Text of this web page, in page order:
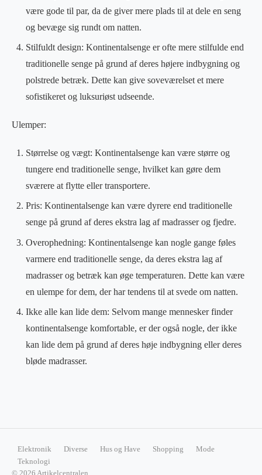
være gode til par, da de giver mere plads til at dele en seng
og bevæge sig rundt om natten.
Stilfuldt design: Kontinentalsenge er ofte mere stilfulde end
traditionelle senge på grund af deres højere indbygning og
polstrede betræk. Dette kan give soveværelset et mere
sofistikeret og luksuriøst udseende.
Ulemper:
Størrelse og vægt: Kontinentalsenge kan være større og
tungere end traditionelle senge, hvilket kan gøre dem
sværere at flytte eller transportere.
Pris: Kontinentalsenge kan være dyrere end traditionelle
senge på grund af deres ekstra lag af madrasser og fjedre.
Overophedning: Kontinentalsenge kan nogle gange føles
varmere end traditionelle senge, da deres ekstra lag af
madrasser og betræk kan øge temperaturen. Dette kan være
en ulempe for dem, der har tendens til at svede om natten.
Ikke alle kan lide dem: Selvom mange mennesker finder
kontinentalsenge komfortable, er der også nogle, der ikke
kan lide dem på grund af deres høje indbygning eller deres
bløde madrasser.
Elektronik Diverse Hus og Have Shopping
Mode
Teknologi
© 2026 Artikelcentralen